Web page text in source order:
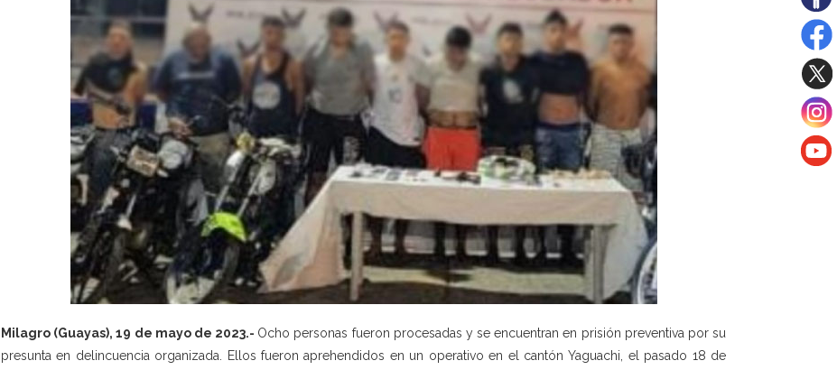
Milagro (Guayas), 19 de mayo de 2023.- Ocho personas fueron procesadas y se encuentran en prisión preventiva por su
presunta en delincuencia organizada. Ellos fueron aprehendidos en un operativo en el cantón Yaguachi, el pasado 18 de